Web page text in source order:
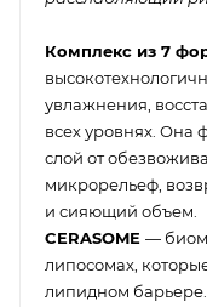
Комплекс из 7
увлажнения,
всех уровнях.
слой от
микрорельеф,
и сияющий объем.
CERASOME —
липосомах,
липидном барьере.